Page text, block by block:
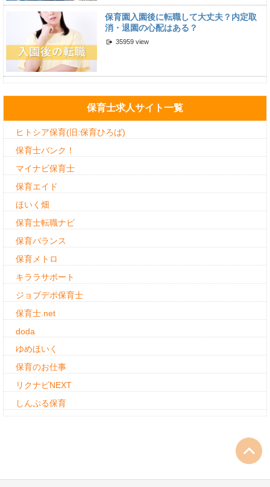
保育園入園後に転職して大丈夫？内定取
消・退園の心配はある？
35959 view
保育士求人サイト一覧
ヒトシア保育(旧:保育ひろば)
保育士バンク！
マイナビ保育士
保育エイド
ほいく畑
保育士転職ナビ
保育バランス
保育メトロ
キララサポート
ジョブデポ保育士
保育士.net
doda
ゆめほいく
保育のお仕事
リクナビNEXT
しんぷる保育